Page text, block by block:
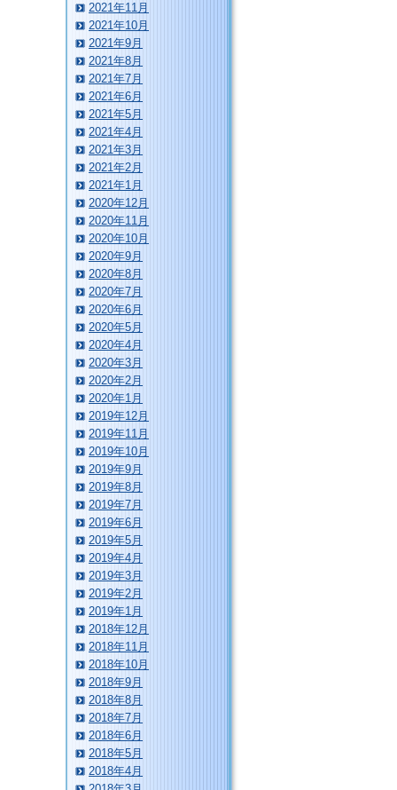
2021年11月
2021年10月
2021年9月
2021年8月
2021年7月
2021年6月
2021年5月
2021年4月
2021年3月
2021年2月
2021年1月
2020年12月
2020年11月
2020年10月
2020年9月
2020年8月
2020年7月
2020年6月
2020年5月
2020年4月
2020年3月
2020年2月
2020年1月
2019年12月
2019年11月
2019年10月
2019年9月
2019年8月
2019年7月
2019年6月
2019年5月
2019年4月
2019年3月
2019年2月
2019年1月
2018年12月
2018年11月
2018年10月
2018年9月
2018年8月
2018年7月
2018年6月
2018年5月
2018年4月